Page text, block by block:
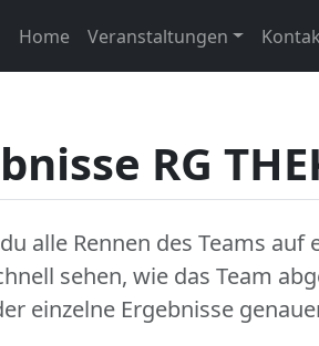
Home Veranstaltungen
RG
alle Rennen des Teams
sehen, wie das Team
einzelne Ergebnisse